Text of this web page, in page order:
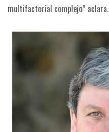
multifactorial complejo” aclara.